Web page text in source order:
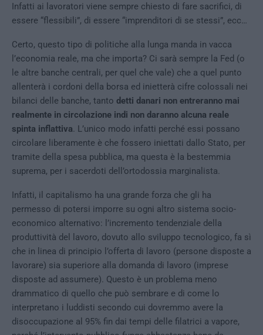
Infatti ai lavoratori viene sempre chiesto di fare sacrifici, di
essere “flessibili”, di essere “imprenditori di se stessi”, ecc…
Certo, questo tipo di politiche alla lunga manda in vacca
l’economia reale, ma che importa? Ci sarà sempre la Fed (o
le altre banche centrali, per quel che vale) che a quel punto
allenterà i cordoni della borsa ed inietterà cifre colossali nei
bilanci delle banche, tanto detti danari non entreranno mai
realmente in circolazione indi non daranno alcuna reale
spinta inflattiva. L’unico modo infatti perché essi possano
circolare liberamente è che fossero iniettati dallo Stato, per
tramite della spesa pubblica, ma questa è la bestemmia
suprema, per i sacerdoti dell’ortodossia marginalista.
Infatti, il capitalismo ha una grande forza che gli ha
permesso di potersi imporre su ogni altro sistema socio-
economico alternativo: l’incremento tendenziale della
produttività del lavoro, dovuto allo sviluppo tecnologico, fa sì
che in linea di principio l’offerta di lavoro (persone disposte a
lavorare) sia superiore alla domanda di lavoro (imprese
disposte ad assumere). Questo è un problema meno
drammatico di quello che può sembrare e di come lo
interpretano i luddisti secondo cui dovremmo avere la
disoccupazione al 95% fin dai tempi delle filatrici a vapore,